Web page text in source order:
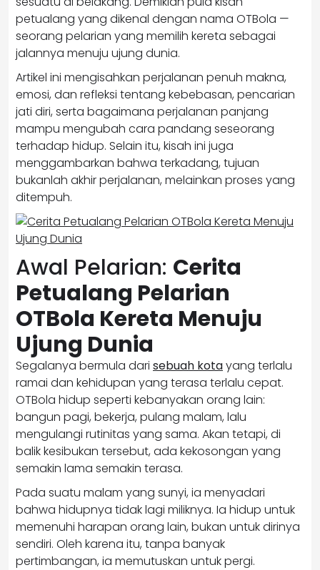
petualang yang dikenal dengan nama OTBola —
seorang pelarian yang memilih kereta sebagai
jalannya menuju ujung dunia.
Artikel ini mengisahkan perjalanan penuh makna,
emosi, dan refleksi tentang kebebasan, pencarian
jati diri, serta bagaimana perjalanan panjang
mampu mengubah cara pandang seseorang
terhadap hidup. Selain itu, kisah ini juga
menggambarkan bahwa terkadang, tujuan
bukanlah akhir perjalanan, melainkan proses yang
ditempuh.
Awal Pelarian: Cerita
Petualang Pelarian
OTBola Kereta Menuju
Ujung Dunia
Segalanya bermula dari sebuah kotayang terlalu
ramai dan kehidupan yang terasa terlalu cepat.
OTBola hidup seperti kebanyakan orang lain:
bangun pagi, bekerja, pulang malam, lalu
mengulangi rutinitas yang sama. Akan tetapi, di
balik kesibukan tersebut, ada kekosongan yang
semakin lama semakin terasa.
Pada suatu malam yang sunyi, ia menyadari
bahwa hidupnya tidak lagi miliknya. Ia hidup untuk
memenuhi harapan orang lain, bukan untuk dirinya
sendiri. Oleh karena itu, tanpa banyak
pertimbangan, ia memutuskan untuk pergi.